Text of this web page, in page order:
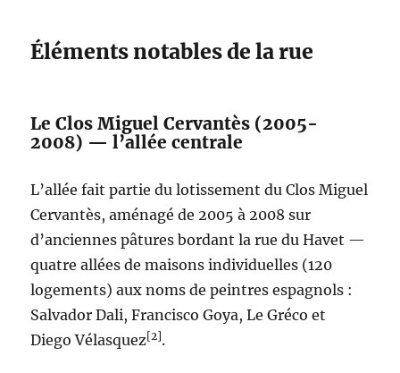
Éléments notables de la rue
Le Clos Miguel Cervantès (2005-
2008) — l’allée centrale
L’allée fait partie du lotissement du Clos Miguel
Cervantès, aménagé de 2005 à 2008 sur
d’anciennes pâtures bordant la rue du Havet —
quatre allées de maisons individuelles (120
logements) aux noms de peintres espagnols :
Salvador Dali, Francisco Goya, Le Gréco et
Diego Vélasquez[2].